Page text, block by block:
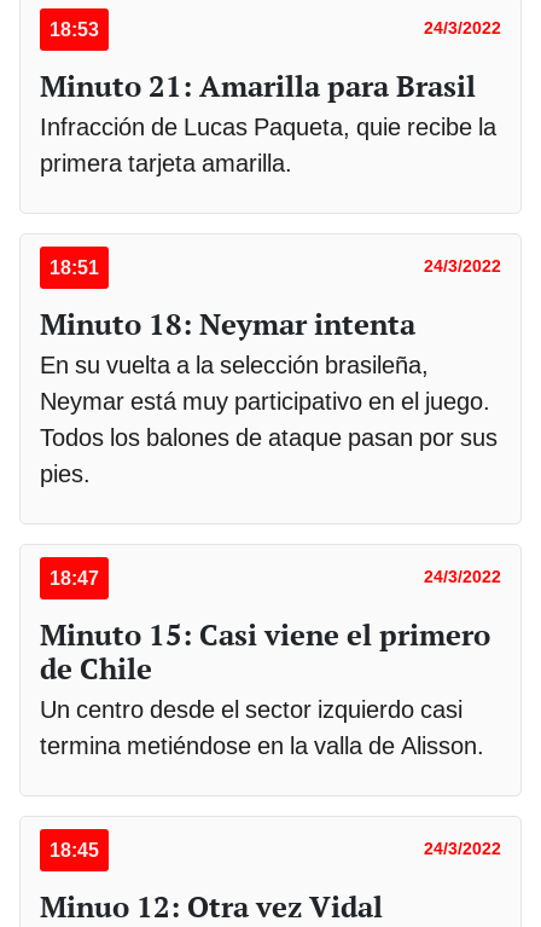
18:53 24/3/2022
Minuto 21: Amarilla para Brasil
Infracción de Lucas Paqueta, quie recibe la
primera tarjeta amarilla.
18:51 24/3/2022
Minuto 18: Neymar intenta
En su vuelta a la selección brasileña,
Neymar está muy participativo en el juego.
Todos los balones de ataque pasan por sus
pies.
18:47 24/3/2022
Minuto 15: Casi viene el primero
de Chile
Un centro desde el sector izquierdo casi
termina metiéndose en la valla de Alisson.
18:45 24/3/2022
Minuo 12: Otra vez Vidal